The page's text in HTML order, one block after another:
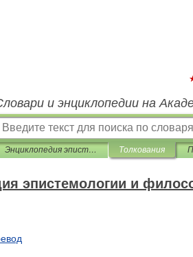
и энциклопедии на
Энциклопедия эпистемологии и философии науки Толкования
эпистемологии и